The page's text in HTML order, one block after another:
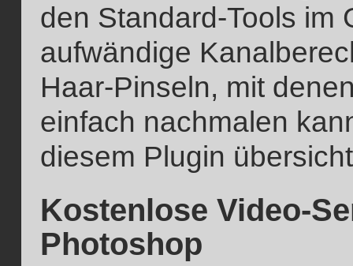
den Standard-Tools im
aufwändige
Haar-Pinseln, mit
einfach nachmalen
diesem Plugin
Kostenlose Video-
Photoshop